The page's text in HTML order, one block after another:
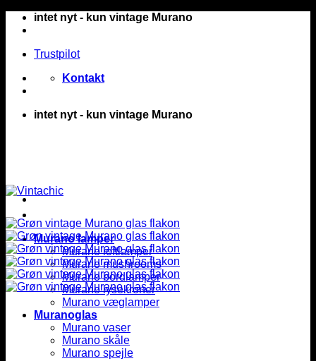
Fortsætintet nyt - kun vintage Murano
Trustpilot
Kontakt
intet nyt - kun vintage Murano
Murano lamper
Murano loftlamper
Murano mushrooms
Murano bordlamper
Murano lysekroner
Murano væglamper
Muranoglas
Murano vaser
Murano skåle
Murano spejle